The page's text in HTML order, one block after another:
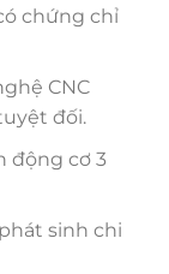
chứng chỉ
CNC
đối.
động cơ 3
sinh chi